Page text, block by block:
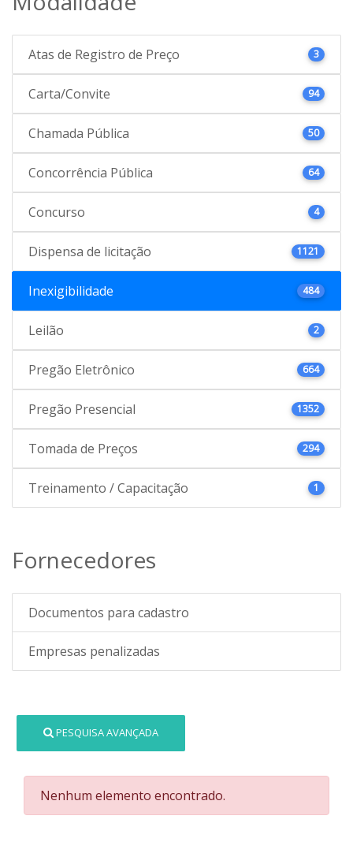
Atas de Registro de Preço 3
Carta/Convite 94
Chamada Pública 50
Concorrência Pública 64
Concurso 4
Dispensa de licitação 1121
Inexigibilidade 484
Leilão 2
Pregão Eletrônico 664
Pregão Presencial 1352
Tomada de Preços 294
Treinamento / Capacitação 1
Fornecedores
Documentos para cadastro
Empresas penalizadas
PESQUISA AVANÇADA
Nenhum elemento encontrado.